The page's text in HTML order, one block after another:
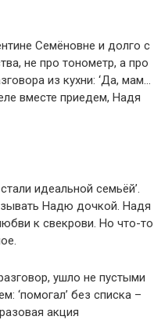
Семёновне и долго с
не про тонометр, а про
из кухни: ‘Да, мам…
вместе приедем, Надя
идеальной семьёй’.
Надю дочкой. Надя
к свекрови. Но что-то
ушло не пустыми
‘помогал’ без списка –
акция